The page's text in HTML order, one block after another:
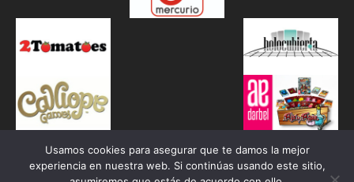
Usamos cookies para asegurar que te damos la mejor
experiencia en nuestra web. Si continúas usando este sitio,